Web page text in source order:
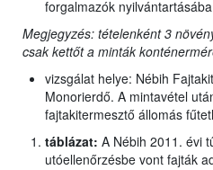
forgalmazók
Megjegyzés: tételenként 3
csak kettőt a minták
vizsgálat helye: Nébih
Monorierdő. A mintavétel
fajtakitermesztő állomás
táblázat: A Nébih 2011. évi
utóellenőrzésbe vont fajták